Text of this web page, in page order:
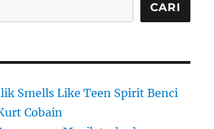
CARI
Smells Like Teen Spirit Benci
Cobain